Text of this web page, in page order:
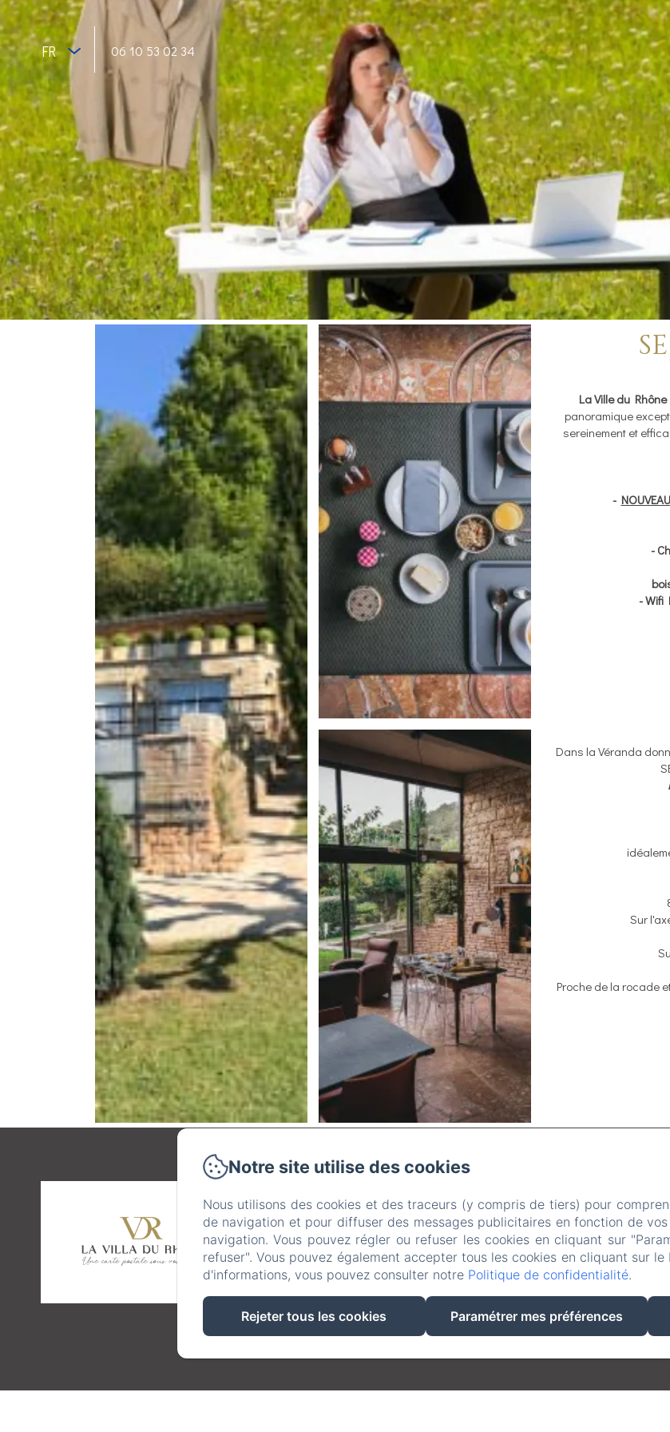
FR 06 10 53 02 34
La Ville du Rhône
panoramique
sereinement et
- NOUVEAU
-
- Wifi
Dans la Véranda
Sur
Proche de la rocade
reservation@villadurhone.com
Accueil
Chambres Activités Contact Mentions
EN FR DE NL
Créé par Amenitiz
Notre site utilise des cookies
Nous utilisons des cookies et des traceurs (y compris de tiers) pour
de navigation et pour diffuser des messages publicitaires en fonction de
navigation. Vous pouvez régler ou refuser les cookies en cliquant sur
refuser". Vous pouvez également accepter tous les cookies en cliquant sur
d'informations, vous pouvez consulter notre Politique de confidentialité.
Rejeter tous les cookies Paramétrer mes préférences